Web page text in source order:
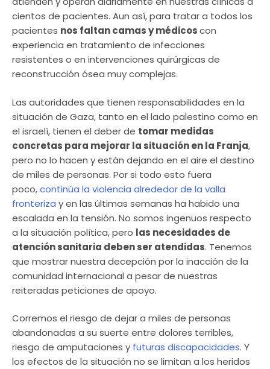
cientos de pacientes. Aun así, para tratar a todos los
pacientes nos faltan camas y médicoscon
experiencia en tratamiento de infecciones
resistentes o en intervenciones quirúrgicas de
reconstrucción ósea muy complejas.
Las autoridades que tienen responsabilidades en la
situación de Gaza, tanto en el lado palestino como en
el israelí, tienen el deber de tomar medidas
concretas para mejorar la situación en la Franja,
pero no lo hacen y están dejando en el aire el destino
de miles de personas. Por si todo esto fuera
poco,continúa la violencia alrededor de la valla
fronteriza y en las últimas semanas ha habido una
escalada en la tensión. No somos ingenuos respecto
a la situación política, pero las necesidades de
atención sanitaria deben ser atendidas. Tenemos
que mostrar nuestra decepción por la inacción de la
comunidad internacional a pesar de nuestras
reiteradas peticiones de apoyo.
Corremos el riesgo de dejar a miles de personas
abandonadas a su suerte entre dolores terribles,
riesgo de amputaciones y futuras discapacidades. Y
los efectos de la situación no se limitan a los heridos